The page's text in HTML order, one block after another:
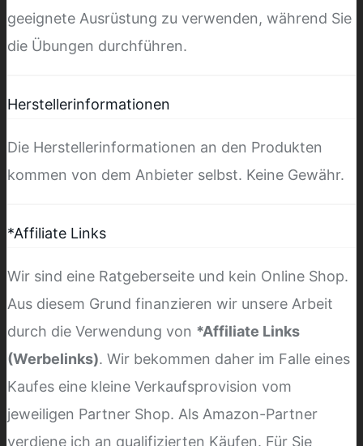
geeignete Ausrüstung zu verwenden, während Sie
die Übungen durchführen.
Herstellerinformationen
Die Herstellerinformationen an den Produkten
kommen von dem Anbieter selbst. Keine Gewähr.
*Affiliate Links
Wir sind eine Ratgeberseite und kein Online Shop.
Aus diesem Grund finanzieren wir unsere Arbeit
durch die Verwendung von *Affiliate Links
(Werbelinks). Wir bekommen daher im Falle eines
Kaufes eine kleine Verkaufsprovision vom
jeweiligen Partner Shop. Als Amazon-Partner
verdiene ich an qualifizierten Käufen. Für Sie